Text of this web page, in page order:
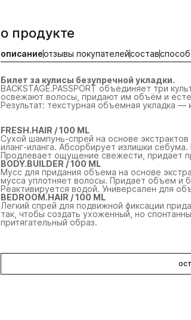
бальзам для тонких
angel.rinse
о продукте
описание
Билет за кулисы безупречной укладки.
BACKSTAGE.PASSPORT объединяет три
освежают волосы, придают им объём и
Результат: текстурная объемная укладка —
FRESH.HAIR / 100 ML
Сухой шампунь-спрей на основе
иланг-иланга. Абсорбирует излишки
Продлевает ощущение свежести, придает
BODY.BUILDER / 100 ML
Мусс для придания объема на основе
мусса уплотняет волосы. Придает объем и
Реактивируется водой. Универсален для
BEDROOM.HAIR / 100 ML
Легкий спрей для подвижной фиксации
так, чтобы создать ухоженный, но
притягательный образ.
отзывы покупателейсостав